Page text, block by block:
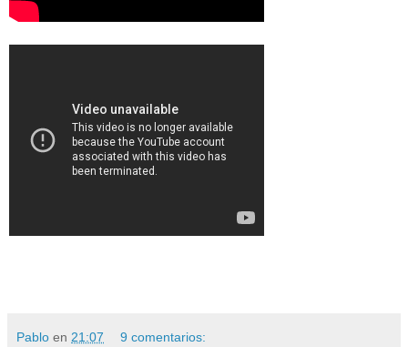
Pablo en 21:07 9 comentarios: